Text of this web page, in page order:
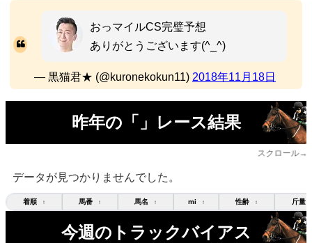
おっマイルCS完璧予想
ありがとうございます(^_^)
— 黒猫君★ (@kuronekokun11) 2018年11月18日
昨年の「」レース結果
スクロール→
データが見つかりませんでした。
着順 ↕ 馬番 ↕ 馬名 ↕ mi ↕ 性齢 ↕ 斤量
今週のトラックバイアス